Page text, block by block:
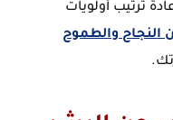
ترتيب أولويات
النجاح والطموح